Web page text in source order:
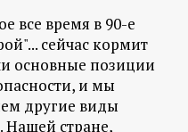
все время в 90-е
сейчас кормит
основные позиции
и мы
другие виды
Нашей стране,